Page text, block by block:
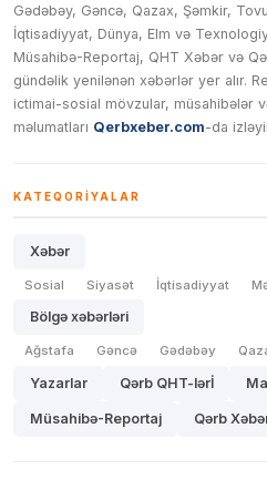
Gədəbəy, Gəncə, Qazax, Şəmkir,
İqtisadiyyat, Dünya, Elm və
Müsahibə-Reportaj, QHT Xəbər və
gündəlik yenilənən xəbərlər yer alır.
ictimai-sosial mövzular, müsahibələr
məlumatları Qerbxeber.com-da
KATEQORIYALAR
Xəbər
Sosial Siyasət İqtisadiyyat
Bölgə xəbərləri
Ağstafa Gəncə Gədəbəy
Yazarlar Qərb QHT-lərİ
Müsahibə-Reportaj Qərb